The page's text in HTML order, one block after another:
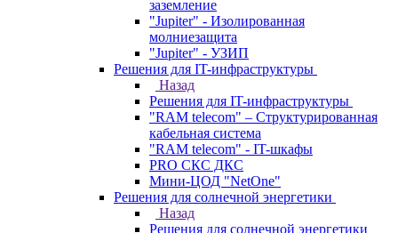
заземление
"Jupiter" - Изолированная
молниезащита
"Jupiter" - УЗИП
Решения для IT-инфраструктуры
Назад
Решения для IT-инфраструктуры
"RAM telecom" – Структурированная
кабельная система
"RAM telecom" - IT-шкафы
PRO СКС ДКС
Мини-ЦОД "NetOne"
Решения для солнечной энергетики
Назад
Решения для солнечной энергетики